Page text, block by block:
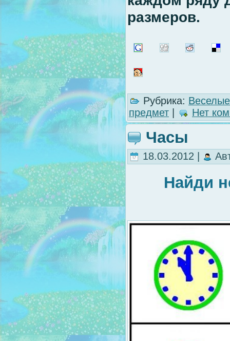
размеров.
Рубрика:
предмет
Нет
Часы
18.03.2012 |
Найди